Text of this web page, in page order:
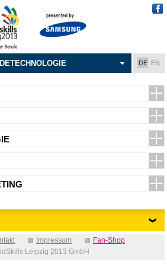
DE EN
Impressum
Fan-Shop
Leipzig 2013 GmbH